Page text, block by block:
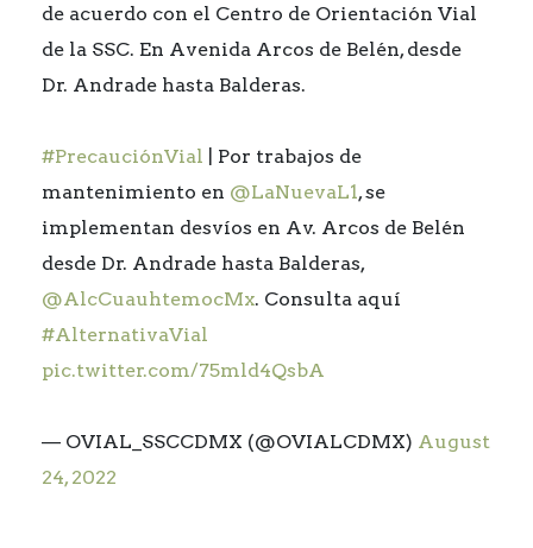
de acuerdo con el Centro de Orientación Vial
de la SSC. En Avenida Arcos de Belén, desde
Dr. Andrade hasta Balderas.
#PrecauciónVial | Por trabajos de
mantenimiento en @LaNuevaL1, se
implementan desvíos en Av. Arcos de Belén
desde Dr. Andrade hasta Balderas,
@AlcCuauhtemocMx. Consulta aquí
#AlternativaVial
pic.twitter.com/75mld4QsbA
— OVIAL_SSCCDMX (@OVIALCDMX) August
24, 2022